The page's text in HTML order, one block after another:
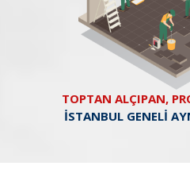
TOPTAN ALÇIPAN,
İSTANBUL GENELİ